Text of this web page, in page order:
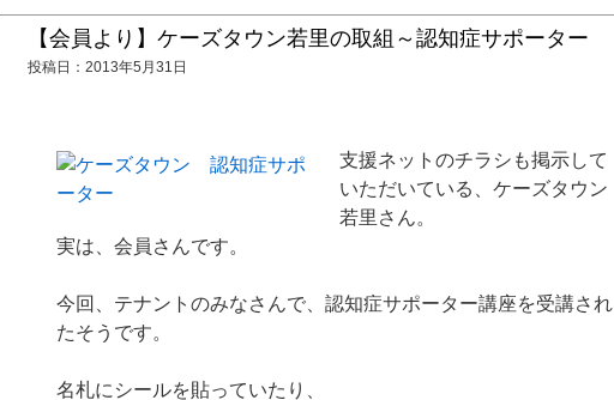
【会員より】ケーズタウン若里の取組～認知症サポーター
投稿日： 2013年5月31日
支援ネッ トのチラシも掲示して
いただいている、ケーズタウン
若里さん。
実は、会員さんです。
今回、テナントのみなさんで、認知症サポーター講座を受講され
たそうです。
名札にシールを貼っていたり、